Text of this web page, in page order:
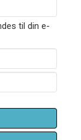
til din e-